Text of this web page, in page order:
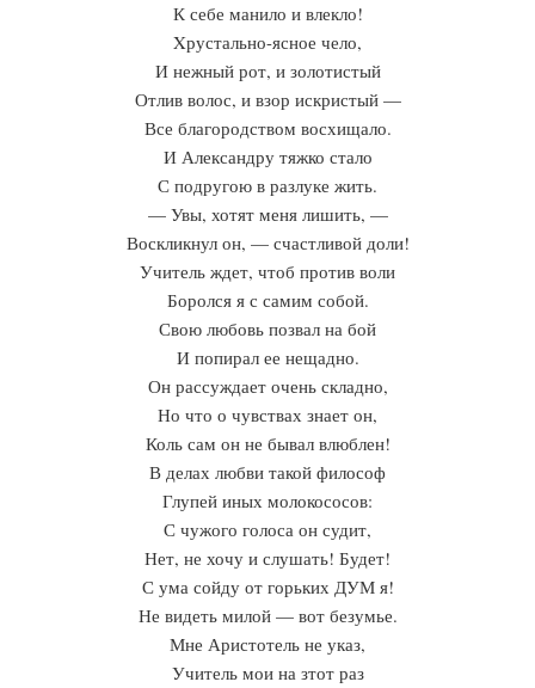
К себе манило и влекло!
Xрустально-ясное чело,
И нежный рот, и золотистый
Отлив волос, и взор искристый —
Все благородством восхищало.
И Александру тяжко стало
С подругою в разлуке жить.
— Увы, хотят меня лишить, —
Воскликнул он, — счастливой доли!
Учитель ждет, чтоб против воли
Боролся я с самим собой.
Свою любовь позвал на бой
И попирал ее нещадно.
Он рассуждает очень складно,
Но что о чувствах знает он,
Коль сам он не бывал влюблен!
В делах любви такой философ
Глупей иных молокососов:
С чужого голоса он судит,
Нет, не хочу и слушать! Будет!
С ума сойду от горьких ДУМ я!
Не видеть милой — вот безумье.
Мне Аристотель не указ,
Учитель мои на зтот раз